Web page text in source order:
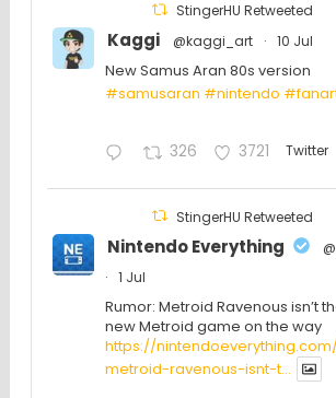
StingerHU Retweeted
Kaggi @kaggi_art · 10 Jul
New Samus Aran 80s version
#samusaran #nintendo #fanartㅤㅤㅤ
326 3721 Twitter
StingerHU Retweeted
Nintendo Everything
·
1 Jul
Rumor: Metroid Ravenous isn’t
new Metroid game on the way
https://
metroid-ravenous-isnt-t...